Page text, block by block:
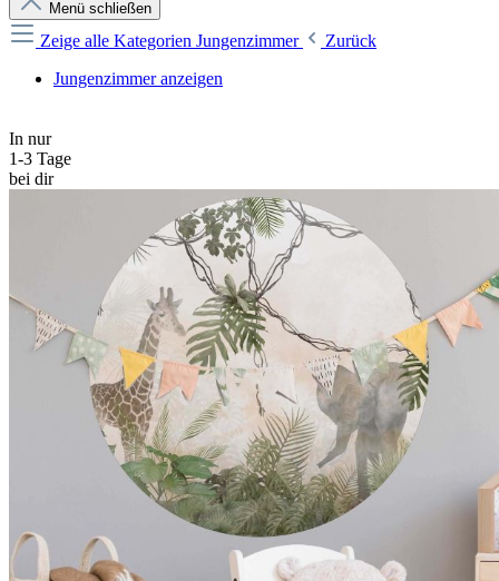
Menü schließen
Zeige alle Kategorien Jungenzimmer
Zurück
Jungenzimmer anzeigen
In nur
1-3 Tage
bei dir